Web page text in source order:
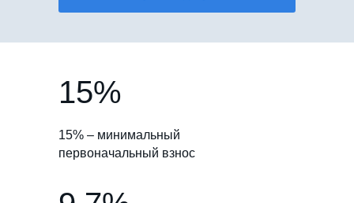
15%
15% – минимальный
первоначальный взнос